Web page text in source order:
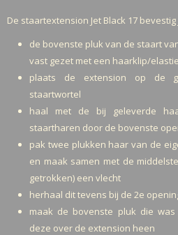
De staartextension Jet Black 17
de bovenste pluk van de staart
vast gezet met een haarklip/
plaats de extension op de
staartwortel
haal met de bij geleverde
staartharen door de bovenste
pak twee plukken haar van de
en maak samen met de
getrokken) een vlecht
herhaal dit tevens bij de 2e
maak de bovenste pluk die
deze over de extension heen